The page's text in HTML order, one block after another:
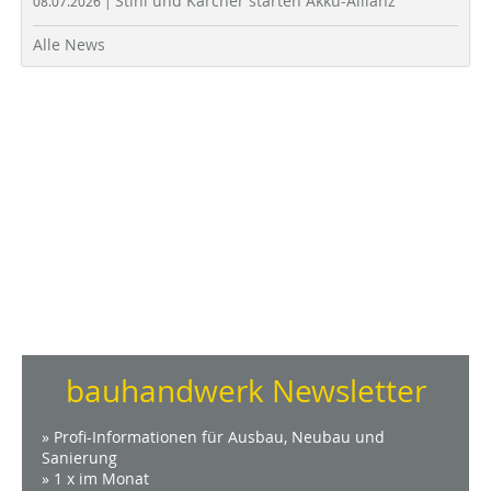
Alle News
bauhandwerk Newsletter
» Profi-Informationen für Ausbau, Neubau und
Sanierung
» 1 x im Monat